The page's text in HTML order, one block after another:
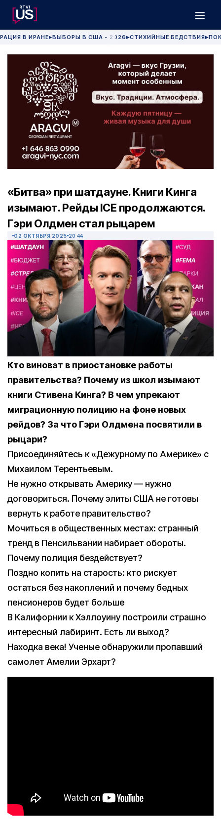
В ИРАНЕ▶ВЫБОРЫ В США - 2026 ▶СТИХИЙНЫЕ БЕДСТВИЯ▶
«Битва» при шатдауне. Книги Кинга
изымают. Рейды ICE продолжаются.
Гэри Олдмен стал рыцарем
02 ОКТЯБРЯ 2025 20:44
Кто виноват в приостановке работы
правительства? Почему из школ изымают
книги Стивена Кинга? В чем упрекают
миграционную полицию на фоне новых
рейдов? За что Гэри Олдмена посвятили в
рыцари?
Присоединяйтесь к «Дежурному по Америке» с
Михаилом Терентьевым.
Не нужно открывать Америку — нужно
договориться. Почему элиты США не готовы
вернуть к работе правительство?
Мочиться в общественных местах: странный
тренд в Пенсильвании набирает обороты.
Почему полиция бездействует?
Поздно копить на старость: кто рискует
остаться без накоплений и почему бедных
пенсионеров будет больше
В Калифорнии к Хэллоуину построили страшно
интересный лабиринт. Есть ли выход?
Находка века! Ученые обнаружили пропавший
самолет Амелии Эрхарт?